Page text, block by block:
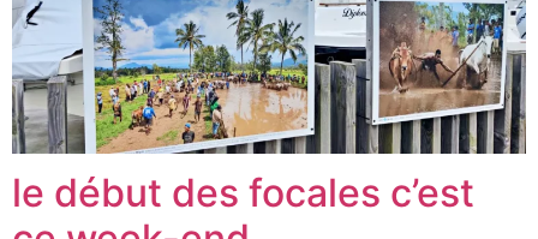
le début des focales c’est